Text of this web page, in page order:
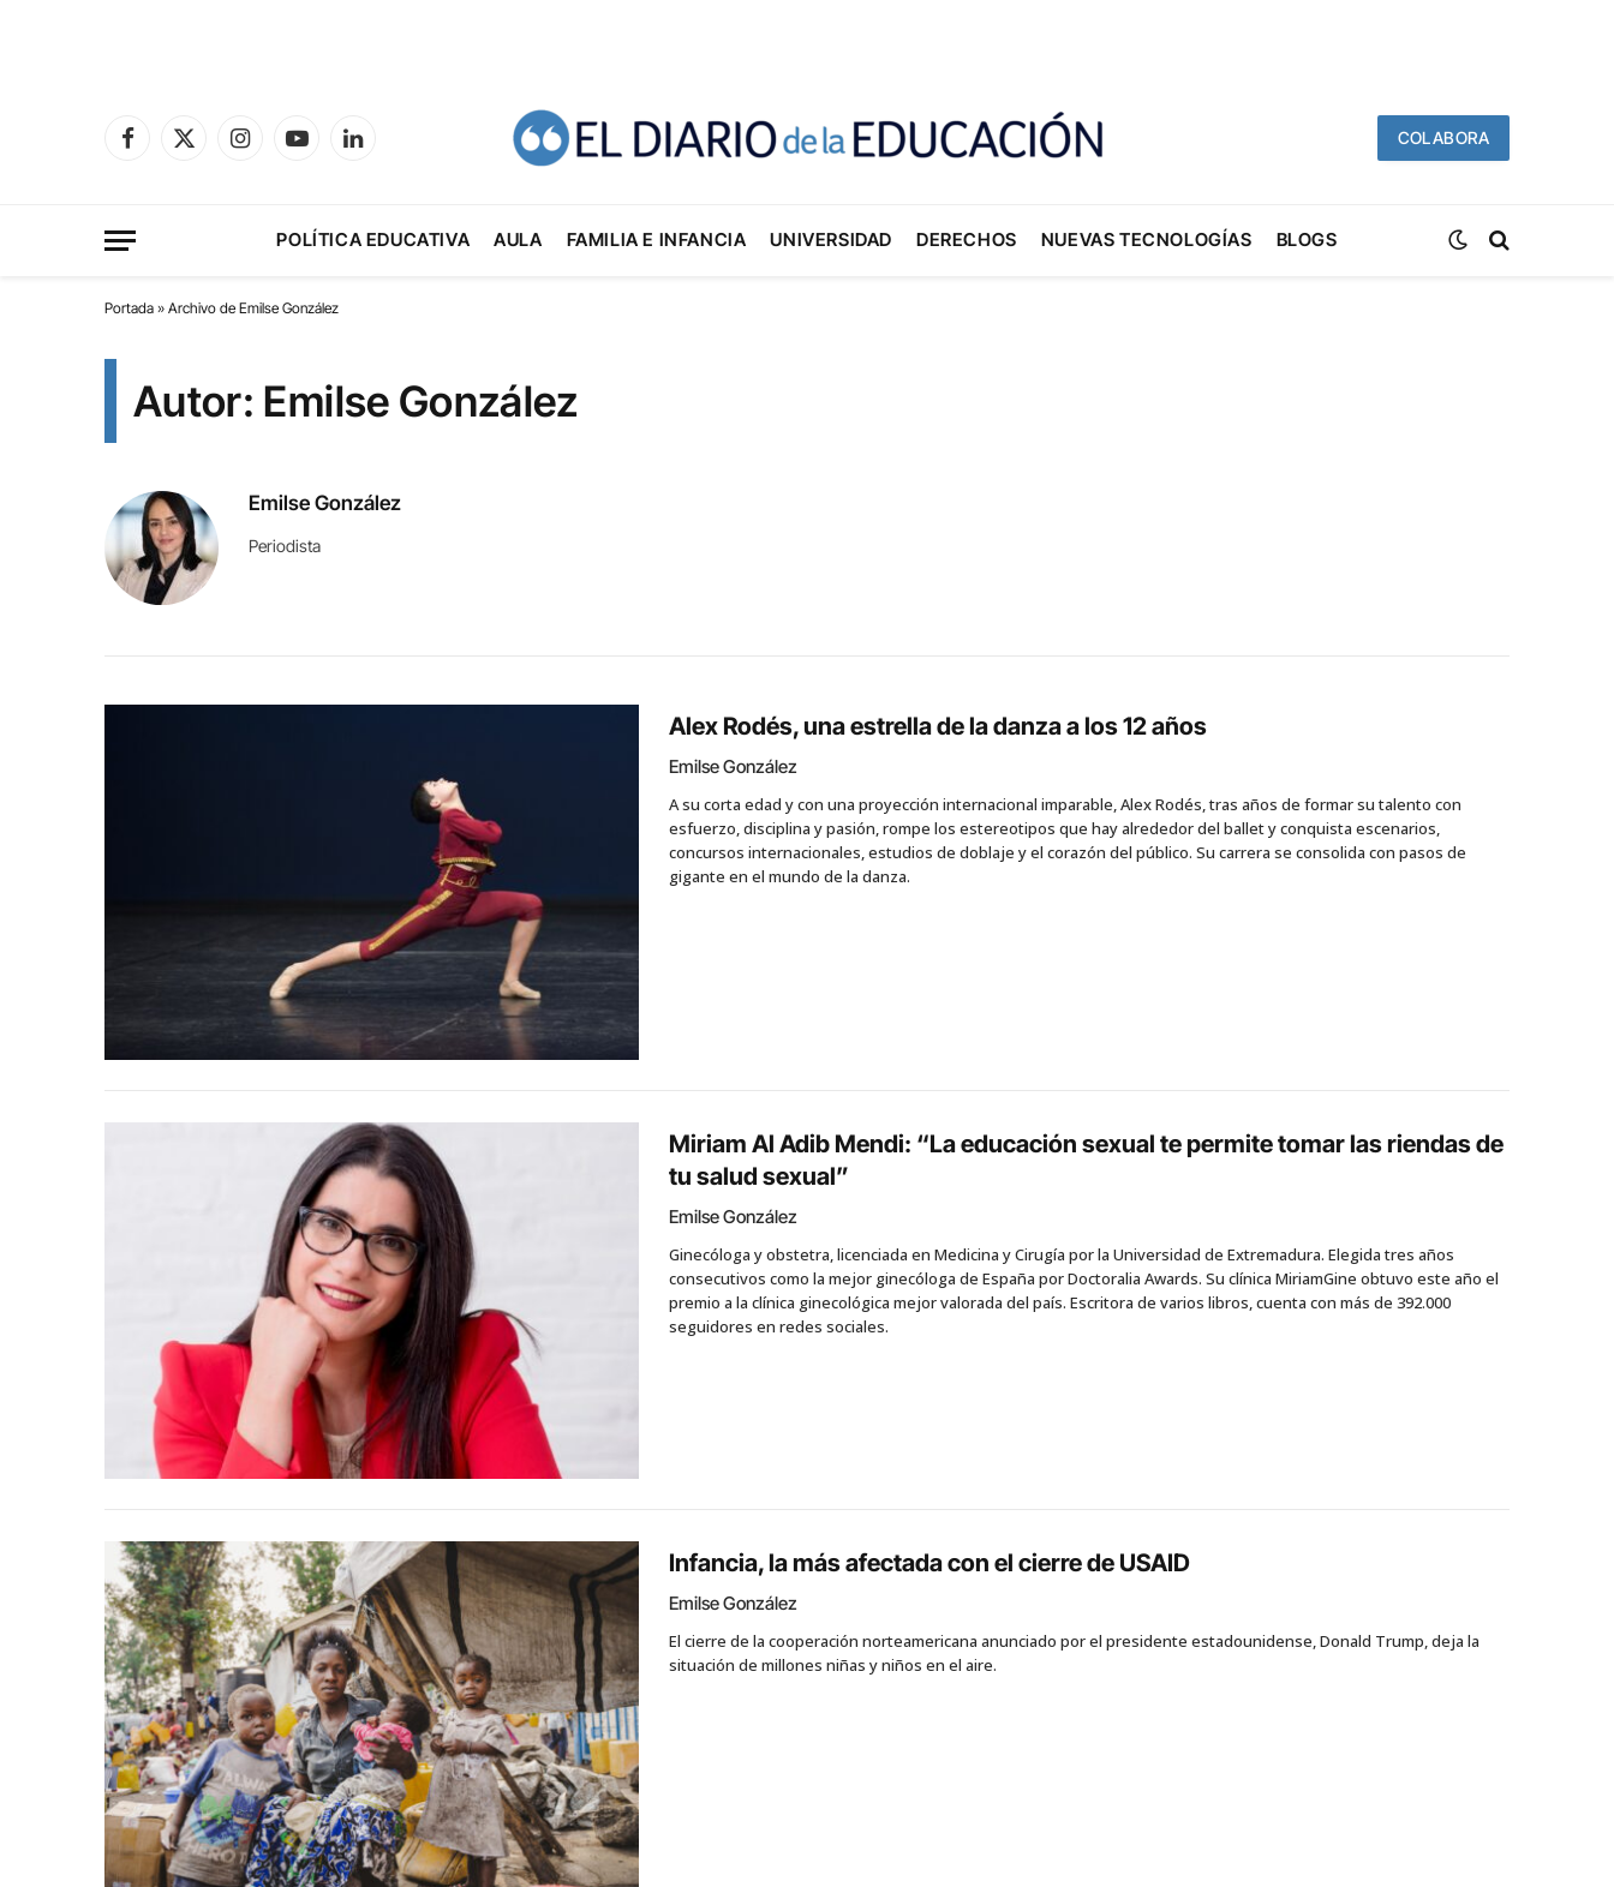
Facebook
X
InstagramYouTubeLinkedIn
COLABORA
POLÍTICA EDUCATIVA AULA FAMILIA E INFANCIA UNIVERSIDAD DERECHOS NUEVAS TECNOLOGÍAS BLOGS
Portada » Archivo de Emilse González
Autor: Emilse González
Emilse González
Periodista
Alex Rodés, una estrella de la danza a los 12 años
Emilse González
A su corta edad y con una proyección internacional imparable, Alex Rodés, tras años de formar su talento con
esfuerzo, disciplina y pasión, rompe los estereotipos que hay alrededor del ballet y conquista escenarios,
concursos internacionales, estudios de doblaje y el corazón del público. Su carrera se consolida con pasos de
gigante en el mundo de la danza.
Miriam Al Adib Mendi: “La educación sexual te permite tomar las riendas de
tu salud sexual”
Emilse González
Ginecóloga y obstetra, licenciada en Medicina y Cirugía por la Universidad de Extremadura. Elegida tres años
consecutivos como la mejor ginecóloga de España por Doctoralia Awards. Su clínica MiriamGine obtuvo este año el
premio a la clínica ginecológica mejor valorada del país. Escritora de varios libros, cuenta con más de 392.000
seguidores en redes sociales.
Infancia, la más afectada con el cierre de USAID
Emilse González
El cierre de la cooperación norteamericana anunciado por el presidente estadounidense, Donald Trump, deja la
situación de millones niñas y niños en el aire.